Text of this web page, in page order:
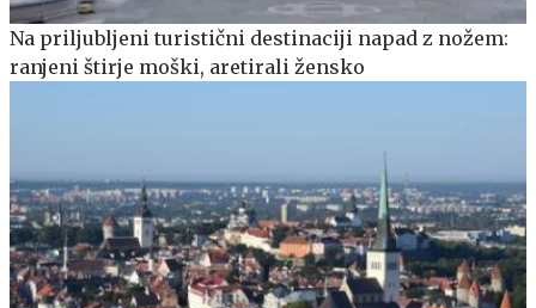
Na priljubljeni turistični destinaciji napad z nožem:
ranjeni štirje moški, aretirali žensko